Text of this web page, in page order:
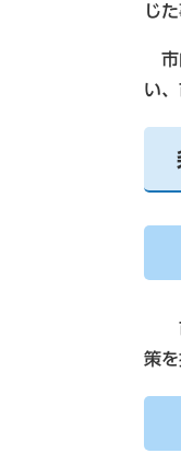
じ
市
い
市
策を